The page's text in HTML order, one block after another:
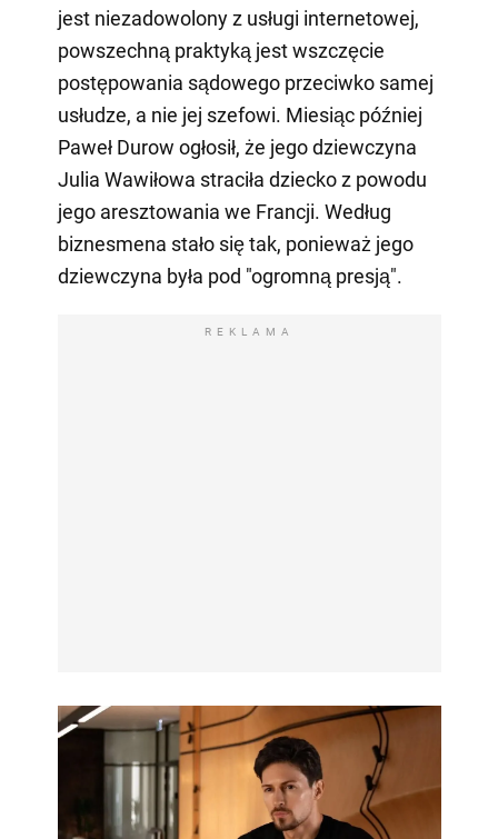
jest niezadowolony z usługi internetowej,
powszechną praktyką jest wszczęcie
postępowania sądowego przeciwko samej
usłudze, a nie jej szefowi. Miesiąc później
Paweł Durow ogłosił, że jego dziewczyna
Julia Wawiłowa straciła dziecko z powodu
jego aresztowania we Francji. Według
biznesmena stało się tak, ponieważ jego
dziewczyna była pod "ogromną presją".
REKLAMA